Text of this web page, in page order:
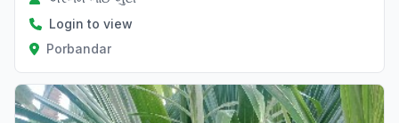
Login to view
Porbandar